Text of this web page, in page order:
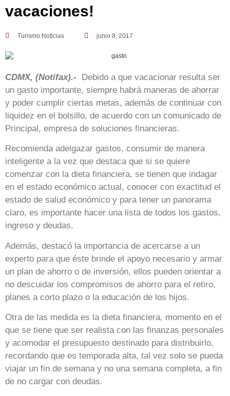
vacaciones!
Turismo Noticias junio 8, 2017
CDMX, (Notifax).- Debido a que vacacionar resulta ser
un gasto importante, siempre habrá maneras de ahorrar
y poder cumplir ciertas metas, además de continuar con
liquidez en el bolsillo, de acuerdo con un comunicado de
Principal, empresa de soluciones financieras.
Recomienda adelgazar gastos, consumir de manera
inteligente a la vez que destaca que si se quiere
comenzar con la dieta financiera, se tienen que indagar
en el estado económico actual, conocer con exactitud el
estado de salud económico y para tener un panorama
claro, es importante hacer una lista de todos los gastos,
ingreso y deudas.
Además, destacó la importancia de acercarse a un
experto para que éste brinde el apoyo necesario y armar
un plan de ahorro o de inversión, ellos pueden orientar a
no descuidar los compromisos de ahorro para el retiro,
planes a corto plazo o la educación de los hijos.
Otra de las medida es la dieta financiera, momento en el
que se tiene que ser realista con las finanzas personales
y acomodar el presupuesto destinado para distribuirlo,
recordando que es temporada alta, tal vez solo se pueda
viajar un fin de semana y no una semana completa, a fin
de no cargar con deudas.